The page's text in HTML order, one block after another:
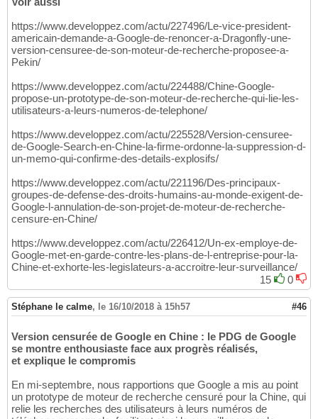
https://www.developpez.com/actu/227496/Le-vice-president-
americain-demande-a-Google-de-renoncer-a-Dragonfly-une-
version-censuree-de-son-moteur-de-recherche-proposee-a-
Pekin/
https://www.developpez.com/actu/224488/Chine-Google-
propose-un-prototype-de-son-moteur-de-recherche-qui-lie-les-
utilisateurs-a-leurs-numeros-de-telephone/
https://www.developpez.com/actu/225528/Version-censuree-
de-Google-Search-en-Chine-la-firme-ordonne-la-suppression-d-
un-memo-qui-confirme-des-details-explosifs/
https://www.developpez.com/actu/221196/Des-principaux-
groupes-de-defense-des-droits-humains-au-monde-exigent-de-
Google-l-annulation-de-son-projet-de-moteur-de-recherche-
censure-en-Chine/
https://www.developpez.com/actu/226412/Un-ex-employe-de-
Google-met-en-garde-contre-les-plans-de-l-entreprise-pour-la-
Chine-et-exhorte-les-legislateurs-a-accroitre-leur-surveillance/
15
0
Stéphane le calme, le 16/10/2018 à 15h57 #46
Version censurée de Google en Chine : le PDG de Google
se montre enthousiaste face aux progrès réalisés,
et explique le compromis
En mi-septembre, nous rapportions que Google a mis au point
un prototype de moteur de recherche censuré pour la Chine, qui
relie les recherches des utilisateurs à leurs numéros de